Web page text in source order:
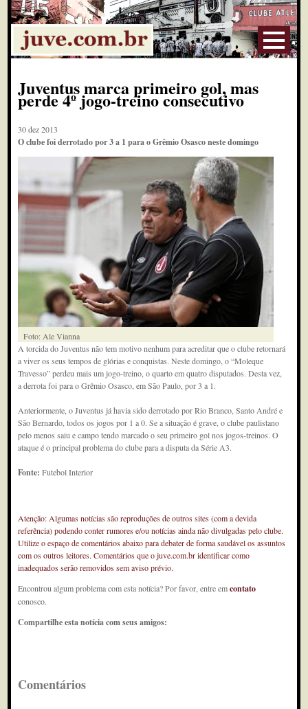
Juventus marca primeiro gol, mas
perde 4º jogo-treino consecutivo
30 dez 2013
O clube foi derrotado por 3 a 1 para o Grêmio Osasco neste domingo
Foto: Ale Vianna
A torcida do Juventus não tem motivo nenhum para acreditar que o clube retornará
a viver os seus tempos de glórias e conquistas. Neste domingo, o “Moleque
Travesso” perdeu mais um jogo-treino, o quarto em quatro disputados. Desta vez,
a derrota foi para o Grêmio Osasco, em São Paulo, por 3 a 1.
Anteriormente, o Juventus já havia sido derrotado por Rio Branco, Santo André e
São Bernardo, todos os jogos por 1 a 0. Se a situação é grave, o clube paulistano
pelo menos saiu e campo tendo marcado o seu primeiro gol nos jogos-treinos. O
ataque é o principal problema do clube para a disputa da Série A3.
Fonte:Futebol Interior
Atenção: Algumas notícias são reproduções de outros sites (com a devida
referência) podendo conter rumores e/ou notícias ainda não divulgadas pelo clube.
Utilize o espaço de comentários abaixo para debater de forma saudável os assuntos
com os outros leitores. Comentários que o juve.com.br identificar como
inadequados serão removidos sem aviso prévio.
Encontrou algum problema com esta notícia? Por favor, entre emcontato
conosco.
Compartilhe esta notícia com seus amigos:
Comentários